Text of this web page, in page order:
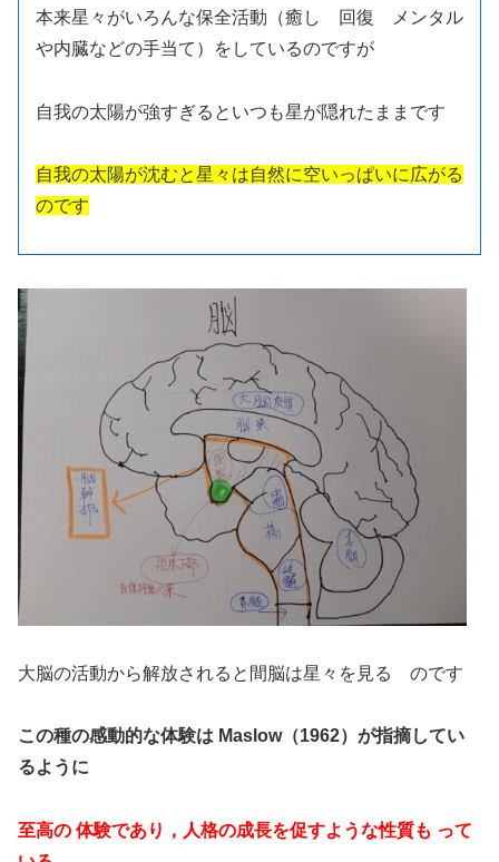
本来星々がいろんな保全活動（癒し 回復 メンタル
や内臓などの手当て）をしているのですが
自我の太陽が強すぎるといつも星が隠れたままです
自我の太陽が沈むと星々は自然に空いっぱいに広がる
のです
大脳の活動から解放されると間脳は星々を見る のです
この種の感動的な体験は Maslow（1962）が指摘してい
るように
至高の 体験であり，人格の成長を促すような性質も って